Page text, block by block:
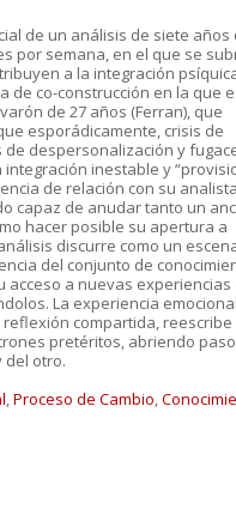
de un análisis de siete años
por semana, en el que se
a la integración
de co-construcción en la que
de 27 años (Ferran), que
esporádicamente, crisis de
despersonalización y
inestable y
de relación con su
capaz de anudar tanto un
hacer posible su apertura a
discurre como un
del conjunto de
acceso a nuevas experiencias
La experiencia
compartida, reescribe
pretéritos, abriendo
del otro.
,Proceso de Cambio,